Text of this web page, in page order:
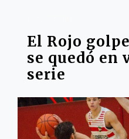
El Rojo
se quedó en
serie